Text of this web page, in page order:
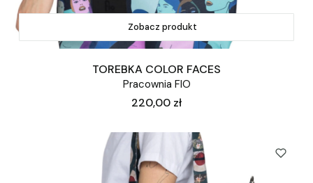
Zobacz produkt
TOREBKA COLOR FACES
Pracownia FIO
Cena
220,00 zł